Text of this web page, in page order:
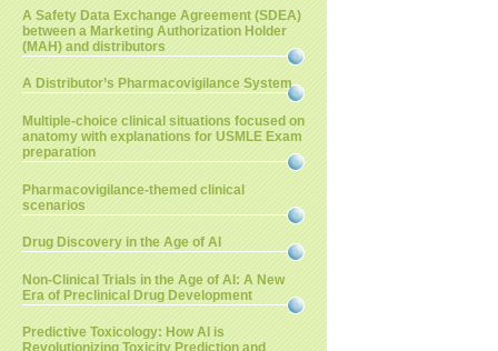
A Safety Data Exchange Agreement (SDEA)
between a Marketing Authorization Holder
(MAH) and distributors
A Distributor’s Pharmacovigilance System
Multiple-choice clinical situations focused on
anatomy with explanations for USMLE Exam
preparation
Pharmacovigilance-themed clinical
scenarios
Drug Discovery in the Age of AI
Non-Clinical Trials in the Age of AI: A New
Era of Preclinical Drug Development
Predictive Toxicology: How AI is